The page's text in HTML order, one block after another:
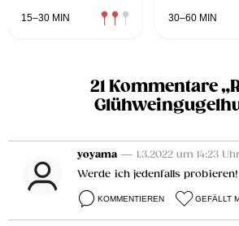
15–30 MIN 30–60 MIN
21 Kommentare
yoyama — 1.3.2022 um 14:23
Werde ich jedenfalls probieren!
KOMMENTIEREN GEFÄLLT